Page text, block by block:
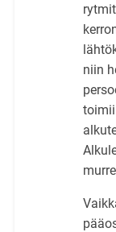
niin
toimii